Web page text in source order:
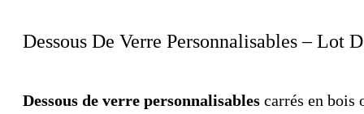
Dessous De Verre Personnalisables – Lot
Dessous de verre personnalisables carrés en bois